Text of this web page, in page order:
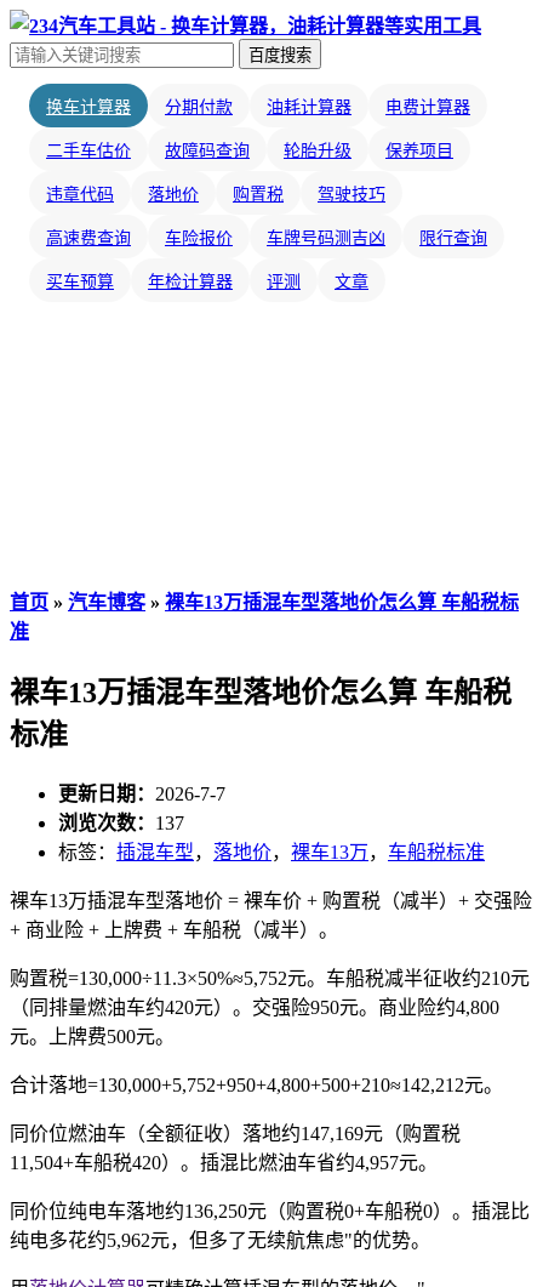
百度搜索
换车计算器 分期付款 油耗计算器 电费计算器
二手车估价 故障码查询 轮胎升级 保养项目
违章代码 落地价 购置税 驾驶技巧
高速费查询 车险报价 车牌号码测吉凶 限行查询
买车预算 年检计算器 评测 文章
首页 » 汽车博客» 裸车13万插混车型落地价怎么算 车船税标
准
裸车13万插混车型落地价怎么算 车船税
标准
更新日期： 2026-7-7
浏览次数： 137
标签： 插混车型， 落地价， 裸车13万， 车船税标准
裸车13万插混车型落地价 = 裸车价 + 购置税（减半）+ 交强险
+ 商业险 + 上牌费 + 车船税（减半）。
购置税=130,000÷11.3×50%≈5,752元。车船税减半征收约210元
（同排量燃油车约420元）。交强险950元。商业险约4,800
元。上牌费500元。
合计落地=130,000+5,752+950+4,800+500+210≈142,212元。
同价位燃油车（全额征收）落地约147,169元（购置税
11,504+车船税420）。插混比燃油车省约4,957元。
同价位纯电车落地约136,250元（购置税0+车船税0）。插混比
纯电多花约5,962元，但多了无续航焦虑"的优势。